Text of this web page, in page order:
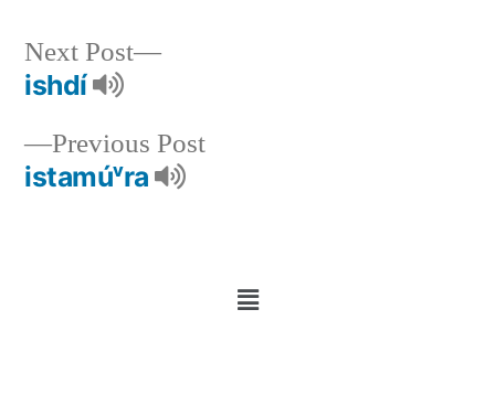
Previous Post
istamúᵛra
Next Post
ishdí